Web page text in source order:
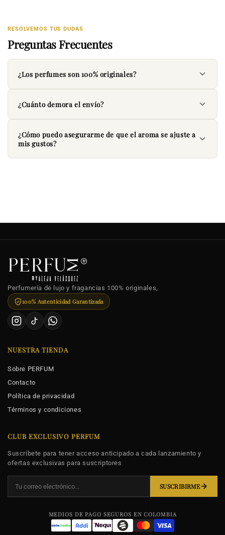
RESOLVEMOS TUS DUDAS
Preguntas Frecuentes
¿Los perfumes son 100% originales?
¿Cuánto demora el envío?
¿Cómo puedo asegurarme de que el aroma se ajuste a
mis gustos?
Perfumería de lujo y fragancias 100% originales,
100% Autenticidad Garantizada
NUESTRA TIENDA
Sobre PERFUM
Contacto
Política de privacidad
Términos y condiciones
CLUB EXCLUSIVO PERFUM
Suscríbete para tener acceso anticipado a cada lanzamiento y
ofertas exclusivas para suscriptores
SUSCRIBIRME
MEDIOS DE PAGO SEGUROS EN COLOMBIA